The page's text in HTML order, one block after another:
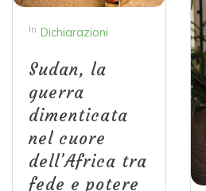
In Dichiarazioni
Sudan, la
guerra
dimenticata
nel cuore
dell’Africa tra
fede e potere